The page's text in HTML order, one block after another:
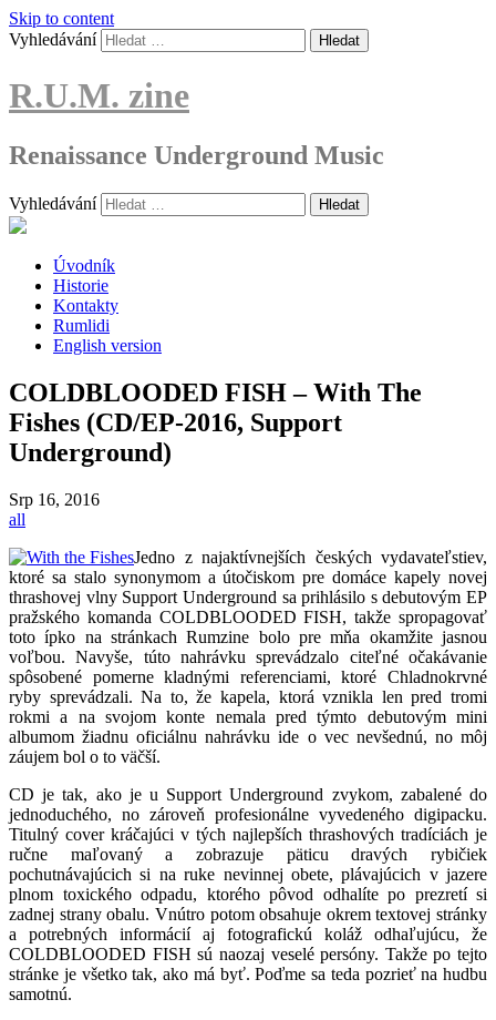
Skip to content
Vyhledávání
R.U.M. zine
Renaissance Underground Music
Vyhledávání
Úvodník
Historie
Kontakty
Rumlidi
English version
COLDBLOODED FISH – With The
Fishes (CD/EP-2016, Support
Underground)
Srp 16, 2016
all
Jedno z najaktívnejších českých vydavateľstiev,
ktoré sa stalo synonymom a útočiskom pre domáce kapely novej
thrashovej vlny Support Underground sa prihlásilo s debutovým EP
pražského komanda COLDBLOODED FISH, takže spropagovať
toto ípko na stránkach Rumzine bolo pre mňa okamžite jasnou
voľbou. Navyše, túto nahrávku sprevádzalo citeľné očakávanie
spôsobené pomerne kladnými referenciami, ktoré Chladnokrvné
ryby sprevádzali. Na to, že kapela, ktorá vznikla len pred tromi
rokmi a na svojom konte nemala pred týmto debutovým mini
albumom žiadnu oficiálnu nahrávku ide o vec nevšednú, no môj
záujem bol o to väčší.
CD je tak, ako je u Support Underground zvykom, zabalené do
jednoduchého, no zároveň profesionálne vyvedeného digipacku.
Titulný cover kráčajúci v tých najlepších thrashových tradíciách je
ručne maľovaný a zobrazuje päticu dravých rybičiek
pochutnávajúcich si na ruke nevinnej obete, plávajúcich v jazere
plnom toxického odpadu, ktorého pôvod odhalíte po prezretí si
zadnej strany obalu. Vnútro potom obsahuje okrem textovej stránky
a potrebných informácií aj fotografickú koláž odhaľujúcu, že
COLDBLOODED FISH sú naozaj veselé persóny. Takže po tejto
stránke je všetko tak, ako má byť. Poďme sa teda pozrieť na hudbu
samotnú.